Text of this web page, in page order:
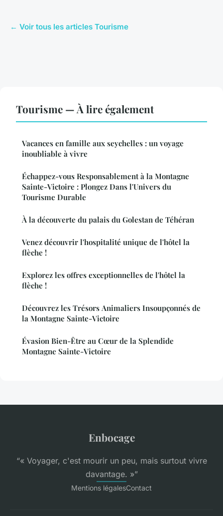
← Voir tous les articles Tourisme
Tourisme — À lire également
Vacances en famille aux seychelles : un voyage
inoubliable à vivre
Échappez-vous Responsablement à la Montagne
Sainte-Victoire : Plongez Dans l'Univers du
Tourisme Durable
À la découverte du palais du Golestan de Téhéran
Venez découvrir l'hospitalité unique de l'hôtel la
flèche !
Explorez les offres exceptionnelles de l'hôtel la
flèche !
Découvrez les Trésors Animaliers Insoupçonnés de
la Montagne Sainte-Victoire
Évasion Bien-Être au Cœur de la Splendide
Montagne Sainte-Victoire
Enbocage
“« Voyager, c'est mourir un peu, mais surtout vivre
davantage. »”
Mentions légalesContact